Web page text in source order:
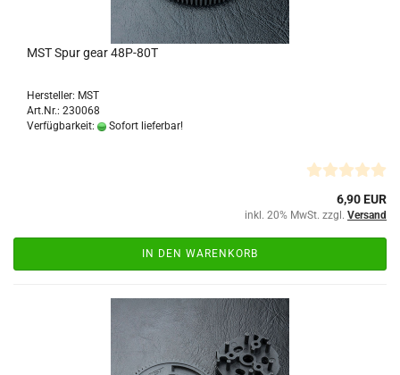
MST Spur gear 48P-80T
Hersteller: MST
Art.Nr.: 230068
Verfügbarkeit:
Sofort lieferbar!
6,90 EUR
inkl. 20% MwSt. zzgl. Versand
IN DEN WARENKORB